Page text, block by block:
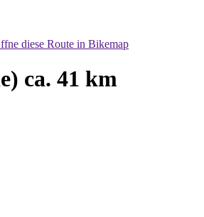
diese Route in Bikemap
ca. 41 km